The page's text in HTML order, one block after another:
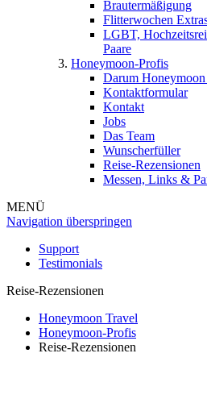
Brautermäßigung
Flitterwochen
LGBT,
Paare
Honeymoon-Profis
Darum
Kontaktformular
Kontakt
Jobs
Das Team
Wunscherfüller
Reise-Rezensionen
Messen, Links &
MENÜ
Navigation überspringen
Support
Testimonials
Reise-Rezensionen
Honeymoon Travel
Honeymoon-Profis
Reise-Rezensionen